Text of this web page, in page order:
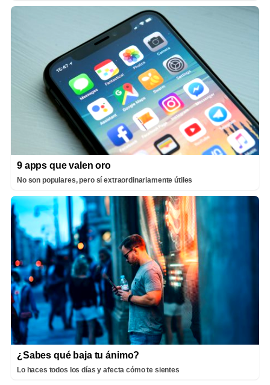
9 apps que valen oro
No son populares, pero sí extraordinariamente útiles
¿Sabes qué baja tu ánimo?
Lo haces todos los días y afecta cómo te sientes